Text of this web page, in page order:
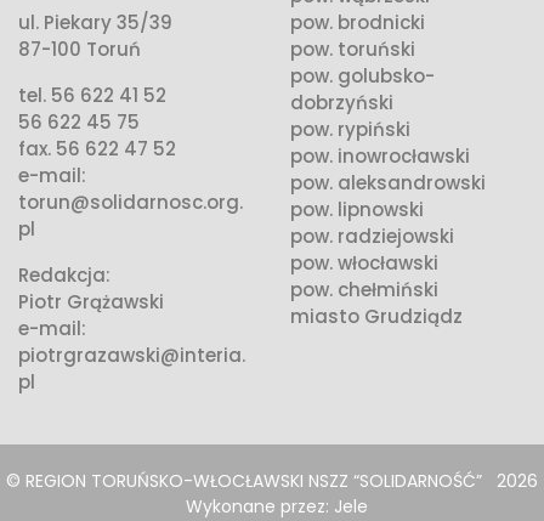
ul. Piekary 35/39
87-100 Toruń
tel. 56 622 41 52
56 622 45 75
fax. 56 622 47 52
e-mail:
torun@solidarnosc.org.
pl
Redakcja:
Piotr Grążawski
e-mail:
piotrgrazawski@interia.
pl
pow. brodnicki
pow. toruński
pow. golubsko-
dobrzyński
pow. rypiński
pow. inowrocławski
pow. aleksandrowski
pow. lipnowski
pow. radziejowski
pow. włocławski
pow. chełmiński
miasto Grudziądz
© REGION TORUŃSKO-WŁOCŁAWSKI NSZZ “SOLIDARNOŚĆ”
2026
Wykonane przez: Jele